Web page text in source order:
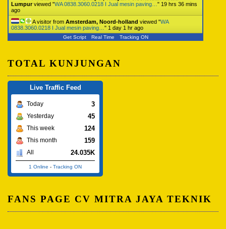
Lumpurviewed "WA 0838.3060.0218 I Jual mesin paving… " 19 hrs 36 mins
ago
A visitor from Amsterdam, Noord-holland viewed "WA
0838.3060.0218 I Jual mesin paving… " 1 day 1 hr ago
Get Script Real Time Tracking ON
TOTAL KUNJUNGAN
Live Traffic Feed
Today 3
Yesterday 45
This week 124
This month 159
All 24.035K
1 Online - Tracking ON
FANS PAGE CV MITRA JAYA TEKNIK